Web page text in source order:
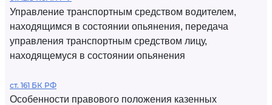
Управление транспортным средством водителем,
находящимся в состоянии опьянения, передача
управления транспортным средством лицу,
находящемуся в состоянии опьянения
ст. 161 БК РФ
Особенности правового положения казенных